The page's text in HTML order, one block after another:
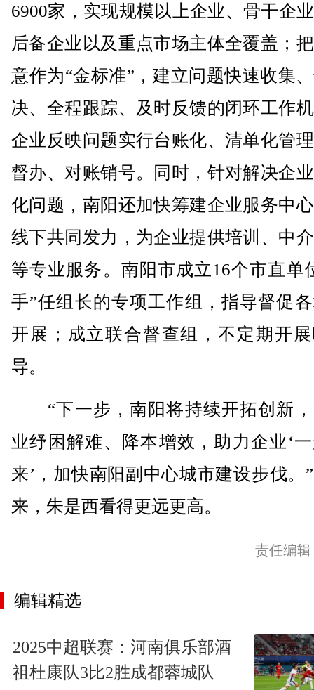
6900家，实现规模以上企业、骨干企
后备企业以及重点市场主体全覆盖；
意作为“金标准”，建立问题快速收集
决、全程跟踪、及时反馈的闭环工作
企业反映问题实行台账化、清单化管
督办、对账销号。同时，针对解决企
化问题，南阳还加快筹建企业服务中
线下共同发力，为企业提供培训、中
等专业服务。南阳市成立16个市直单
手”任组长的专项工作组，指导督促
开展；成立联合督查组，不定期开
导。
“下一步，南阳将持续开拓创新，
业纾困解难、降本增效，助力企业‘
来’，加快南阳副中心城市建设步伐。
来，朱是西看得更远更高。
责任编
编辑精选
2025中超联赛：河南俱乐部酒
祖杜康队3比2胜成都蓉城队